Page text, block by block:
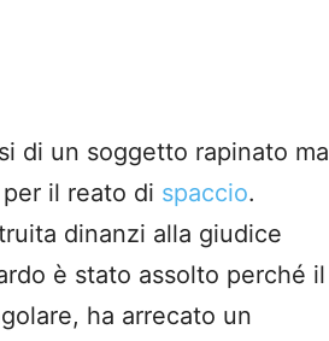
di un soggetto rapinato ma
il reato di spaccio.
dinanzi alla giudice
è stato assolto perché il
ha arrecato un